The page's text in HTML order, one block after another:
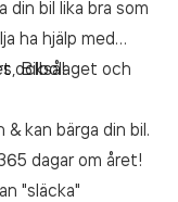
din bil lika bra som
ha hjälp med
också!
Bilbolaget och
kan bärga din bil.
dagar om året!
"släcka"